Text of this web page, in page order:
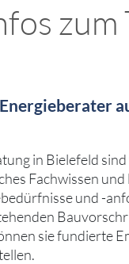
in Bielefeld
Fachwissen und
und -
sie fundierte